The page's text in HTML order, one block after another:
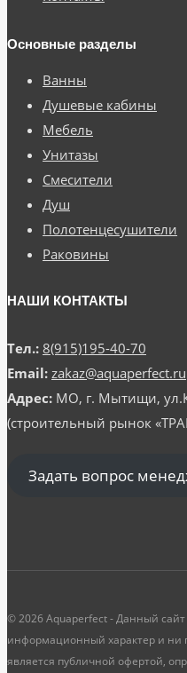
Основные разделы
Ванны
Душевые кабины
Мебель
Унитазы
Смесители
Душ
Полотенцесушители
Раковины
НАШИ КОНТАКТЫ
Тел.: 8(915)195-40-70
Email: zakaz@aquaperfect.ru
Адрес: МО, г. Мытищи,
(строительный рынок
Задать вопрос
© 2026 Aquaperfect - Данный
информационный характер и ни
является публичной офертой,